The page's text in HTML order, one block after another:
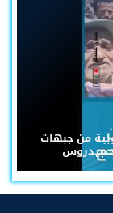
من جبهات
عيدروس